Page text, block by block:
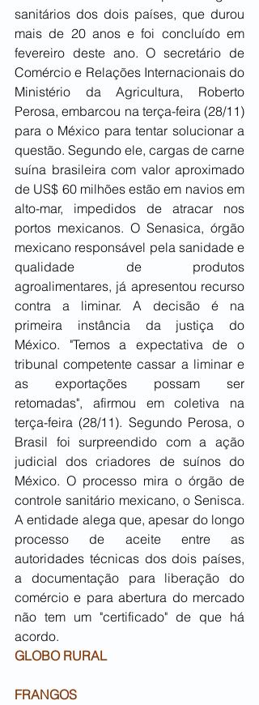
sanitários dos dois países, que durou
mais de 20 anos e foi concluído em
fevereiro deste ano. O secretário de
Comércio e Relações Internacionais do
Ministério da Agricultura, Roberto
Perosa, embarcou na terça-feira (28/11)
para o México para tentar solucionar a
questão. Segundo ele, cargas de carne
suína brasileira com valor aproximado
de US$ 60 milhões estão em navios em
alto-mar, impedidos de atracar nos
portos mexicanos. O Senasica, órgão
mexicano responsável pela sanidade e
qualidade de produtos
agroalimentares, já apresentou recurso
contra a liminar. A decisão é na
primeira instância da justiça do
México. "Temos a expectativa de o
tribunal competente cassar a liminar e
as exportações possam ser
retomadas", afirmou em coletiva na
terça-feira (28/11). Segundo Perosa, o
Brasil foi surpreendido com a ação
judicial dos criadores de suínos do
México. O processo mira o órgão de
controle sanitário mexicano, o Senisca.
A entidade alega que, apesar do longo
processo de aceite entre as
autoridades técnicas dos dois países,
a documentação para liberação do
comércio e para abertura do mercado
não tem um "certificado" de que há
acordo.
GLOBO RURAL
FRANGOS